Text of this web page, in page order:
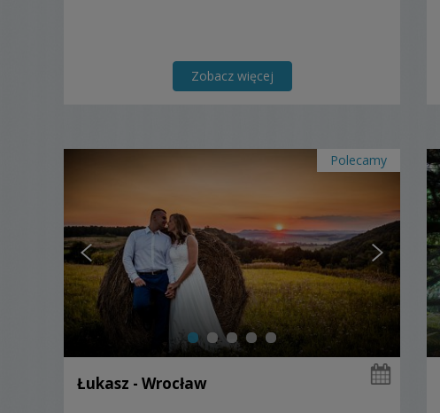
Zobacz więcej
Polecamy
Łukasz - Wrocław